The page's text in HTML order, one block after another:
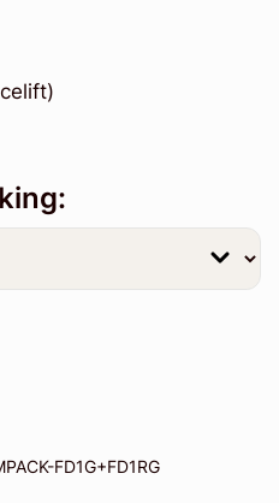
FD1G+FD1RG